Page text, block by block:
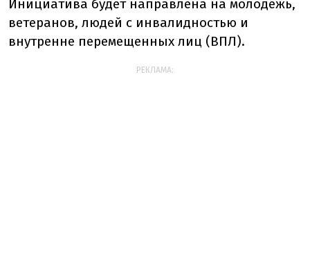
Инициатива будет направлена на молодежь,
ветеранов, людей с инвалидностью и
внутренне перемещенных лиц (ВПЛ).
РЕКЛАМА: